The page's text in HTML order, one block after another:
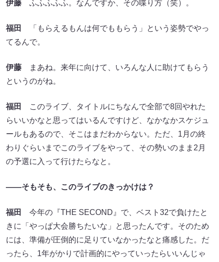
伊藤 ふふふふふ。なんですか、その喋り方（笑）。
福田
「もらえるもんは何でももらう」という姿勢でやっ
てるんで。
伊藤 まあね。来年に向けて、いろんな人に助けてもらう
というのがね。
福田
このライブ、タイトルにちなんで全部で8回やれた
らいいかなと思ってはいるんですけど、なかなかスケジュ
ールもあるので、そこはまだわからない。ただ、1月の終
わりぐらいまでこのライブをやって、その勢いのまま2月
の予選に入って行けたらなと。
――そもそも、このライブのきっかけは？
福田
今年の『THE SECOND』で、ベスト32で負けたと
きに「やっぱ大会勝ちたいな」と思ったんです。そのため
には、準備が圧倒的に足りていなかったなと痛感した。だ
ったら、1年がかりで計画的にやっていったらいいんじゃ